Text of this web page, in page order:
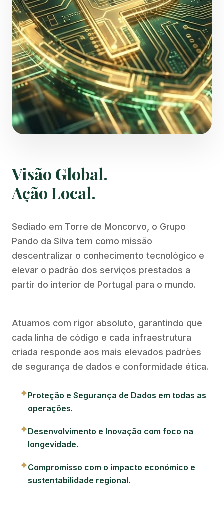
Visão Global.
Ação Local.
Sediado em Torre de Moncorvo, o Grupo
Pando da Silva tem como missão
descentralizar o conhecimento tecnológico e
elevar o padrão dos serviços prestados a
partir do interior de Portugal para o mundo.
Atuamos com rigor absoluto, garantindo que
cada linha de código e cada infraestrutura
criada responde aos mais elevados padrões
de segurança de dados e conformidade ética.
✦Proteção e Segurança de Dados em todas as
operações.
✦Desenvolvimento e Inovação com foco na
longevidade.
✦Compromisso com o impacto económico e
sustentabilidade regional.